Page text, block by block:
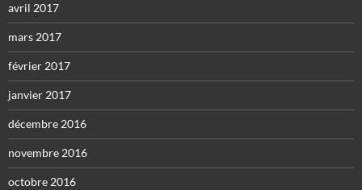
avril 2017
mars 2017
février 2017
janvier 2017
décembre 2016
novembre 2016
octobre 2016